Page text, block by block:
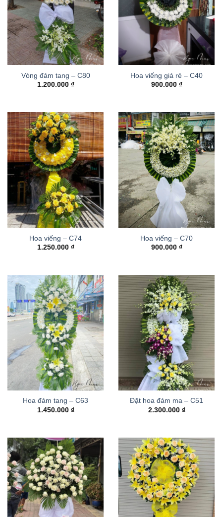
Vòng đám tang – C80
1.200.000 ₫
Hoa viếng giá rẻ – C40
900.000 ₫
Hoa viếng – C74
1.250.000 ₫
Hoa viếng – C70
900.000 ₫
Hoa đám tang – C63
1.450.000 ₫
Đặt hoa đám ma – C51
2.300.000 ₫